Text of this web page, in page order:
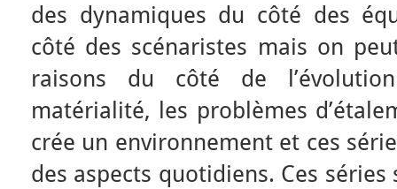
des dynamiques du côté des
côté des scénaristes mais on
raisons du côté de
matérialité, les problèmes
crée un environnement et ces
des aspects quotidiens. Ces